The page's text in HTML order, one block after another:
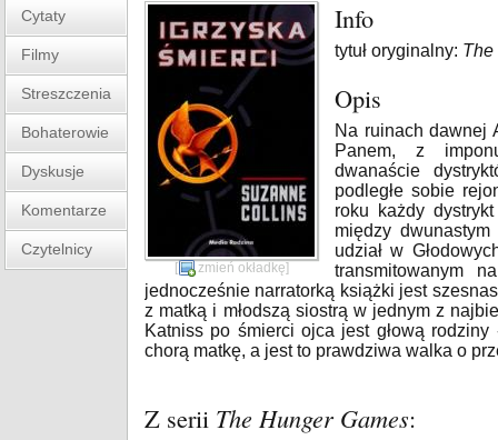
Cytaty
Filmy
Streszczenia
Bohaterowie
Dyskusje
Komentarze
Czytelnicy
[ zmień okładkę]
Info
tytuł oryginalny: The
Opis
Na ruinach dawnej
Panem, z
dwanaście
podległe sobie
roku każdy
między
udział w
transmitowanym
jednocześnie narratorką książki jest
z matką i młodszą siostrą w jednym z
Katniss po śmierci ojca jest głową
chorą matkę, a jest to prawdziwa walka o
Z serii The Hunger Games: